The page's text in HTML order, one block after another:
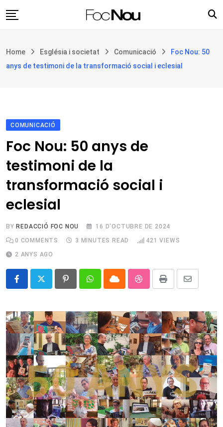
to
Filosofia i teologia
Botiga
Home Església i societat Comunicació
Foc Nou: 50
anys de testimoni de la transformació social i eclesial
COMUNICACIÓ
Foc Nou: 50 anys de
testimoni de la
transformació social i
eclesial
BY REDACCIÓ FOC NOU
16 D'OCTUBRE DE 2024
0 COMMENTS 3 MINUTES READ 421 VIEWS
2 ANYS AGO
PinterestWhatsappCloud StumbleUpon
Print
Share
Email